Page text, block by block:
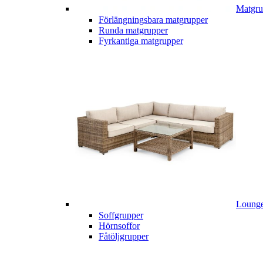
Förlängningsbara matgrupper
Runda matgrupper
Fyrkantiga matgrupper
Soffgrupper
Hörnsoffor
Fåtöljgrupper